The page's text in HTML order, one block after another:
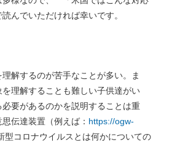
んでいただければ幸いです。
解するのが苦手なことが多い。ま
理解することも難しい子供達がい
要があるのかを説明することは重
伝達装置（例えば： https://ogw-
型コロナウイルスとは何かについての